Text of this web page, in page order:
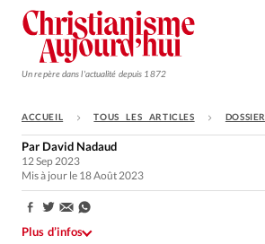
Un repère dans l'actualité depuis 1872
S'ABONNER
Monde
Opinions
ACCUEIL TOUS LES ARTICLES DOSSIER
Par David Nadaud
12 Sep 2023
Mis à jour le 18 Août 2023
Partager:
Plus d’infos